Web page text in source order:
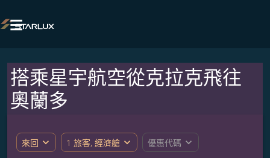

搭乘星宇航空從克拉克飛往
奧蘭多
來回 expand_more 1 旅客, 經濟艙 expand_more 優惠代碼 expand_more